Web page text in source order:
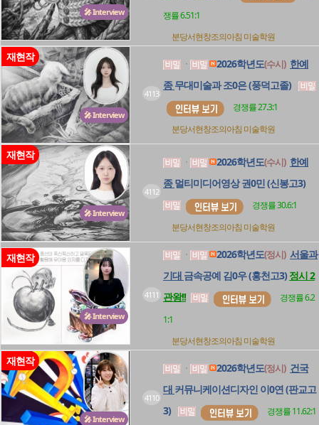
🎤 Interview
쟁률 6.51:1
분당서현창조의아침 미술학원
🎤 Interview
재현작
4113
ㆍ 2026학년도(수시) 한예
종무대미술과 조0은 (풍덕고졸)
경쟁률 27.3:1
분당서현창조의아침 미술학원
🎤 Interview
재현작
4112
ㆍ 2026학년도(수시) 한예
종멀티미디어영상 권0민 (신봉고3)
경쟁률 30.6:1
분당서현창조의아침 미술학원
🎤 Interview
재현작
4111
ㆍ 2026학년도(정시) 서울과
기대 금속공예 김0우 (홍천고3) 정시 2
관왕!!
경쟁률 6.2
1:1
분당서현창조의아침 미술학원
🎤 Interview
재현작
4110
ㆍ 2026학년도(정시) 건국
대 커뮤니케이션디자인 이0연 (판교고
3)
경쟁률 11.62:1